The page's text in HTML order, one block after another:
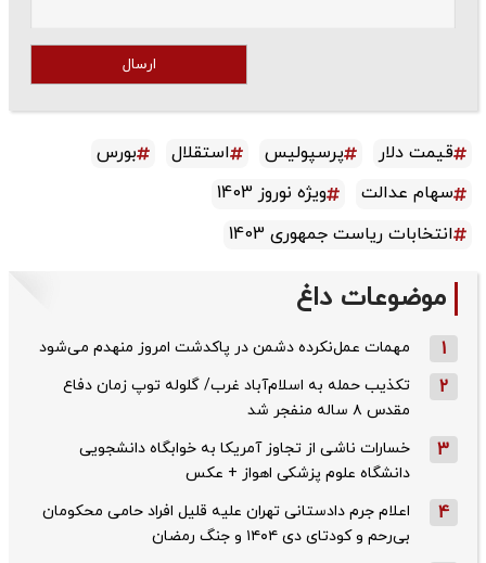
ارسال
قیمت دلار پرسپولیس استقلال
بورس
سهام عدالت
ویژه نوروز 1403
انتخابات ریاست جمهوری 1403
موضوعات داغ
1 مهمات عمل‌نکرده دشمن در پاکدشت امروز منهدم می‌شود
2
تکذیب حمله به اسلام‌آباد غرب/ گلوله توپ زمان دفاع
مقدس ۸ ساله منفجر شد
3
خسارات ناشی از تجاوز آمریکا به خوابگاه دانشجویی
دانشگاه علوم پزشکی اهواز + عکس
4
اعلام جرم دادستانی تهران علیه قلیل افراد حامی محکومان
بی‌رحم و کودتای دی‌ ۱۴۰۴ و جنگ رمضان